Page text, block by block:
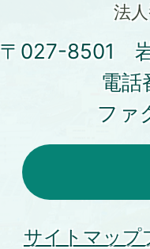
法
〒027-8501 岩
電話
ファ
サイトマップ